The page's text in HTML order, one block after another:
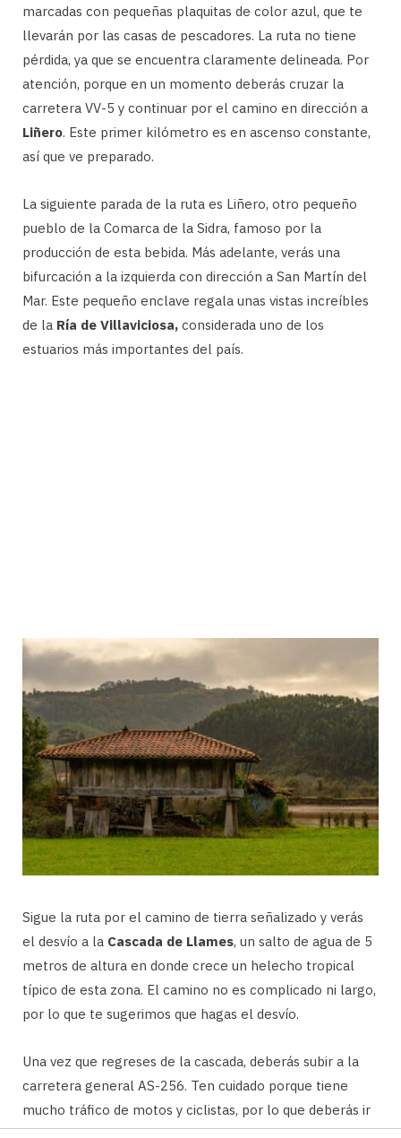
marcadas con pequeñas plaquitas de color azul, que te
llevarán por las casas de pescadores. La ruta no tiene
pérdida, ya que se encuentra claramente delineada. Por
atención, porque en un momento deberás cruzar la
carretera VV-5 y continuar por el camino en dirección a
Liñero. Este primer kilómetro es en ascenso constante,
así que ve preparado.
La siguiente parada de la ruta es Liñero, otro pequeño
pueblo de la Comarca de la Sidra, famoso por la
producción de esta bebida. Más adelante, verás una
bifurcación a la izquierda con dirección a San Martín del
Mar. Este pequeño enclave regala unas vistas increíbles
de la Ría de Villaviciosa, considerada uno de los
estuarios más importantes del país.
Sigue la ruta por el camino de tierra señalizado y verás
el desvío a la Cascada de Llames, un salto de agua de 5
metros de altura en donde crece un helecho tropical
típico de esta zona. El camino no es complicado ni largo,
por lo que te sugerimos que hagas el desvío.
Una vez que regreses de la cascada, deberás subir a la
carretera general AS-256. Ten cuidado porque tiene
mucho tráfico de motos y ciclistas, por lo que deberás ir
a la orilla. Cuando veas el desvío aBedriñanacruza y